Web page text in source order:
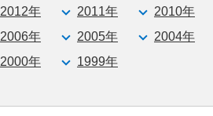
2012年 2011年
2010年
2006年 2005年
2004年
2000年 1999年